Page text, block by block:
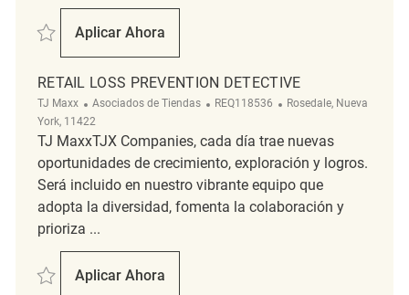
Salvar Retail Loss Prevention Detective REQ137729
Aplicar Ahora
Retail Loss Prevention Detective
RETAIL LOSS PREVENTION DETECTIVE
TJ Maxx Categoría
Asociados de Tiendas ReqId
REQ118536 Ubicación
Rosedale, Nueva
York, 11422
TJ MaxxTJX Companies, cada día trae nuevas
oportunidades de crecimiento, exploración y logros.
Será incluido en nuestro vibrante equipo que
adopta la diversidad, fomenta la colaboración y
prioriza ...
Salvar Retail Loss Prevention Detective REQ118536
Aplicar Ahora
Retail Loss Prevention Detective